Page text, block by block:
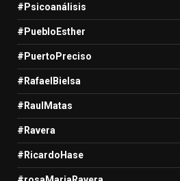
#Psicoanálisis
#PuebloEsther
#PuertoPreciso
#RafaelBielsa
#RaulMatas
#Ravera
#RicardoHase